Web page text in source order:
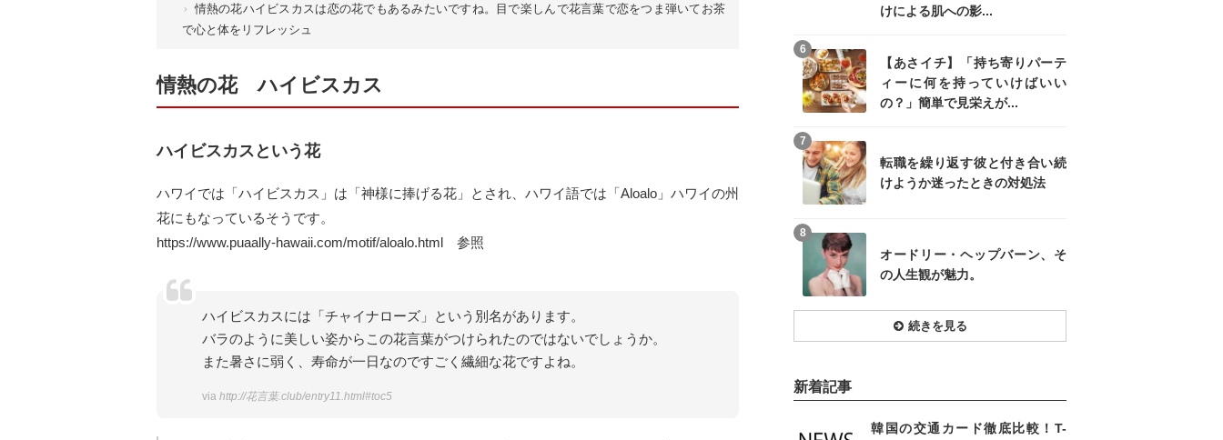
情熱の花ハイビスカスは恋の花でもあるみたいですね。目で楽しんで花言葉で恋をつま弾いてお茶
で心と体をリフレッシュ
情熱の花 ハイビスカス
ハイビスカスという花
ハワイでは「ハイビスカス」は「神様に捧げる花」とされ、ハワイ語では「Aloalo」ハワイの州
花にもなっているそうです。
https://www.puaally-hawaii.com/motif/aloalo.html 参照
ハイビスカスには「チャイナローズ」という別名があります。
バラのように美しい姿からこの花言葉がつけられたのではないでしょうか。
また暑さに弱く、寿命が一日なのですごく繊細な花ですよね。
via http://花言葉.club/entry11.html#toc5
けによる肌への影...
【あさイチ】「持ち寄りパーテ
ィーに何を持っていけばいい
の？」簡単で見栄えが...
6
転職を繰り返す彼と付き合い続
けようか迷ったときの対処法
7
オードリー・ヘップバーン、そ
の人生観が魅力。
8
続きを見る
新着記事
韓国の交通カード徹底比較！T-